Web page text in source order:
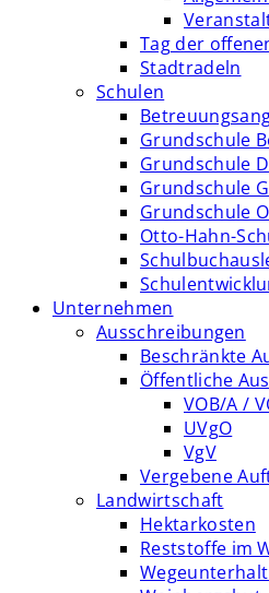
Tag der
Stadtradeln
Schulen
Grundschule
Grundschule
Grundschule
Grundschule
Otto-Hahn-
Unternehmen
Ausschreibungen
Beschränkte
Öffentliche
VOB/A /
UVgO
VgV
Vergebene
Landwirtschaft
Hektarkosten
Reststoffe im